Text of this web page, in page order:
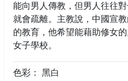
能向男人傳教，但男人往往
就會疏離。主教說，中國宣
的教育，他希望能藉助修女
女子學校。
色彩： 黑白